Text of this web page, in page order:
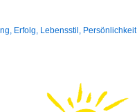
, Erfolg, Lebensstil, Persönlichkeit